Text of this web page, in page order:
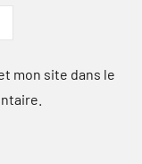
mon site dans le